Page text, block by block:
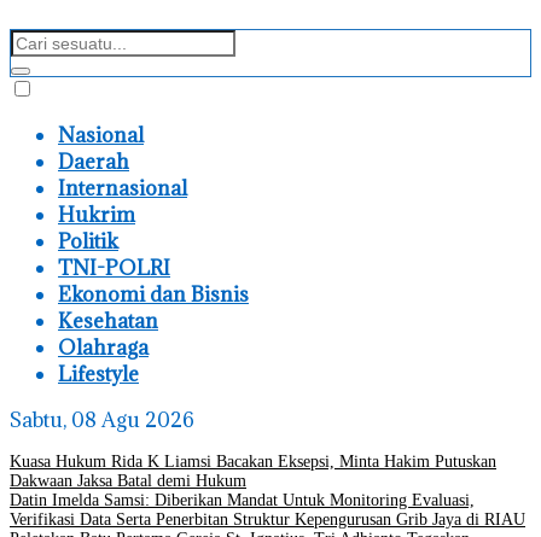
Nasional
Daerah
Internasional
Hukrim
Politik
TNI-POLRI
Ekonomi dan Bisnis
Kesehatan
Olahraga
Lifestyle
Sabtu, 08 Agu 2026
Kuasa Hukum Rida K Liamsi Bacakan Eksepsi, Minta Hakim Putuskan
Dakwaan Jaksa Batal demi Hukum
Datin Imelda Samsi: Diberikan Mandat Untuk Monitoring Evaluasi,
Verifikasi Data Serta Penerbitan Struktur Kepengurusan Grib Jaya di RIAU